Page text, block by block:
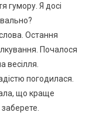
гумору. Я досі
Остання
Почалося
весілля.
погодилася.
що краще